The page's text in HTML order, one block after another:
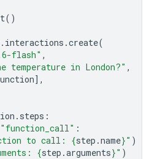
()
. interactions .create(
flash" ,
temperature in London?" ,
],
. steps :
"function_call" :
to call: {step .name}" )
{step .arguments}" )